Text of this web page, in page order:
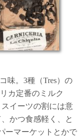
味。3種（Tres）の
カ定番のミルク
スイーツの割には意
かつ食感軽く、と
ーマーケットとかで